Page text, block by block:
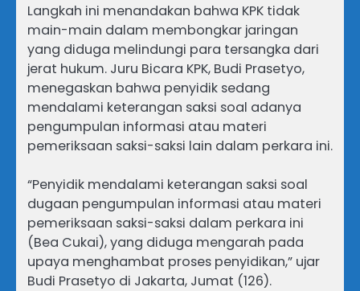
Langkah ini menandakan bahwa KPK tidak
main-main dalam membongkar jaringan
yang diduga melindungi para tersangka dari
jerat hukum. Juru Bicara KPK, Budi Prasetyo,
menegaskan bahwa penyidik sedang
mendalami keterangan saksi soal adanya
pengumpulan informasi atau materi
pemeriksaan saksi-saksi lain dalam perkara ini.
“Penyidik mendalami keterangan saksi soal
dugaan pengumpulan informasi atau materi
pemeriksaan saksi-saksi dalam perkara ini
(Bea Cukai), yang diduga mengarah pada
upaya menghambat proses penyidikan,” ujar
Budi Prasetyo di Jakarta, Jumat (126).